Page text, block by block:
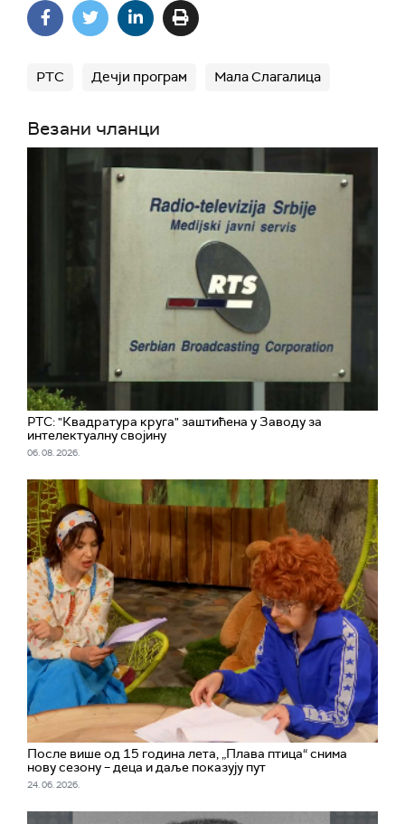
РТС Дечји програм Мала Слагалица
Везани чланци
РТС: "Квадратура круга" заштићена у Заводу за
интелектуалну својину
06. 08. 2026.
После више од 15 година лета, „Плава птица“ снима
нову сезону – деца и даље показују пут
24. 06. 2026.